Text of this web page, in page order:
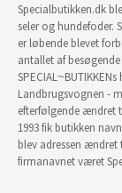
Specialbutikken.dk
seler og hundefoder.
er løbende blevet
antallet af
Landbrugsvognen -
efterfølgende ændret
1993 fik butikken
blev adressen ændret
firmanavnet været